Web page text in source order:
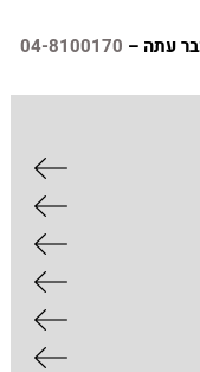
עתה – 04-8100170